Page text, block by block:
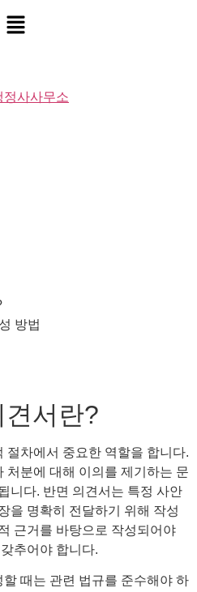
방법
견서란?
절차에서 중요한 역할을 합니다.
처분에 대해 이의를 제기하는 문
니다. 반면 의견서는 특정 사안
을 명확히 전달하기 위해 작성
근거를 바탕으로 작성되어야
추어야 합니다.
때는 관련 법규를 준수해야 하